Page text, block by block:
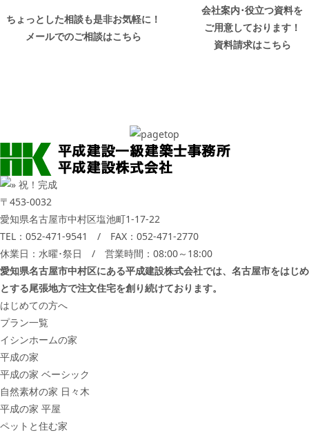
ちょっとした相談も是非お気軽に！
メールでのご相談はこちら
会社案内･役立つ資料を
ご用意しております！
資料請求はこちら
〒453-0032
愛知県名古屋市中村区塩池町1-17-22
TEL： 052-471-9541
/ FAX：052-471-2770
休業日：水曜･祭日 / 営業時間：08:00～18:00
愛知県名古屋市中村区にある平成建設株式会社では、名古屋市をはじめ
とする尾張地方で注文住宅を創り続けております。
はじめての方へ
プラン一覧
イシンホームの家
平成の家
平成の家 ベーシック
自然素材の家 日々木
平成の家 平屋
ペットと住む家